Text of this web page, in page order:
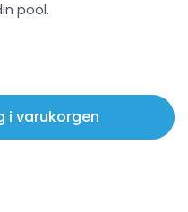
pool.
i varukorgen